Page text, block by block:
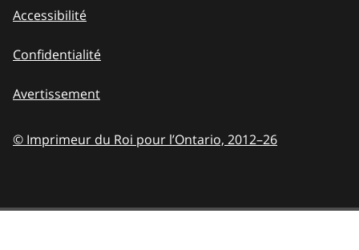
Accessibilité
Confidentialité
Avertissement
© Imprimeur du Roi pour l’Ontario, 2012–26